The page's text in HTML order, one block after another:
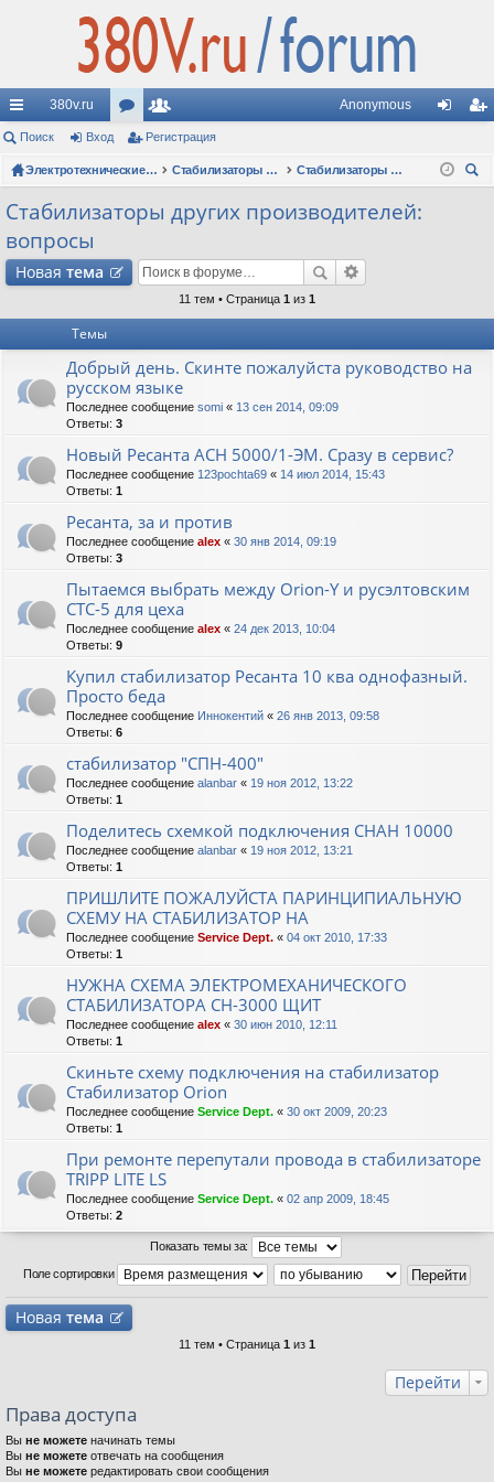
с
ы
лк
и
380v.ru
ор
ум
ол
ьз
ел
Anonymous
д ис
Поиск Вход Регистрация
Электротехнические форумы Стабилизаторы напряжения
Стабилизаторы других производителей: вопросы
Стабилизаторы других производителей:
вопросы
Новая тема
11 тем • Страница 1 из 1
Темы
Добрый день. Скинте пожалуйста руководство на
русском языке
Последнее сообщение somi « 13 сен 2014, 09:09
Ответы: 3
Новый Ресанта АСН 5000/1-ЭМ. Сразу в сервис?
Последнее сообщение 123pochta69 « 14 июл 2014, 15:43
Ответы: 1
Ресанта, за и против
Последнее сообщение alex « 30 янв 2014, 09:19
Ответы: 3
Пытаемся выбрать между Orion-Y и русэлтовским
СТС-5 для цеха
Последнее сообщение alex « 24 дек 2013, 10:04
Ответы: 9
Купил стабилизатор Ресанта 10 ква однофазный.
Просто беда
Последнее сообщение Иннокентий « 26 янв 2013, 09:58
Ответы: 6
стабилизатор "СПН-400"
Последнее сообщение alanbar « 19 ноя 2012, 13:22
Ответы: 1
Поделитесь схемкой подключения СНАН 10000
Последнее сообщение alanbar « 19 ноя 2012, 13:21
Ответы: 1
ПРИШЛИТЕ ПОЖАЛУЙСТА ПАРИНЦИПИАЛЬНУЮ
СХЕМУ НА СТАБИЛИЗАТОР НА
Последнее сообщение Service Dept. « 04 окт 2010, 17:33
Ответы: 1
НУЖНА СХЕМА ЭЛЕКТРОМЕХАНИЧЕСКОГО
СТАБИЛИЗАТОРА СН-3000 ЩИТ
Последнее сообщение alex « 30 июн 2010, 12:11
Ответы: 1
Скиньте схему подключения на стабилизатор
Стабилизатор Orion
Последнее сообщение Service Dept. « 30 окт 2009, 20:23
Ответы: 1
При ремонте перепутали провода в стабилизаторе
TRIPP LITE LS
Последнее сообщение Service Dept. « 02 апр 2009, 18:45
Ответы: 2
Показать темы за:
Поле сортировки
Новая тема
11 тем • Страница 1 из 1
Перейти
Права доступа
Вы не можете начинать темы
Вы не можете отвечать на сообщения
Вы не можете редактировать свои сообщения